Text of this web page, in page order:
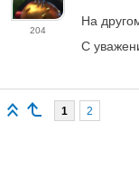
204
На
С
1 2